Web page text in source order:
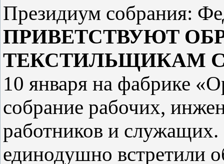
Президиум собрания:
ПРИВЕТСТВУЮТ
ТЕКСТИЛЬЩИКАМ
10 января на фабрике
собрание рабочих,
работников и
единодушно встретили